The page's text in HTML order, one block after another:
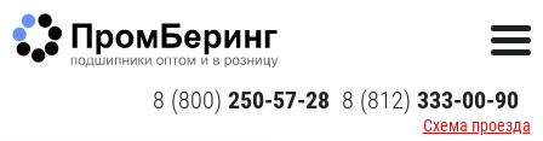
8 (800) 250-57-28 8 (812) 333-00-90
Схема проезда